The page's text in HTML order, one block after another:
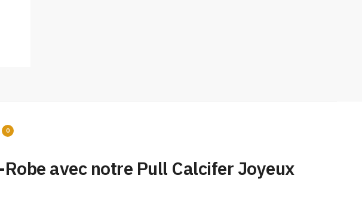
0
avec notre Pull Calcifer Joyeux